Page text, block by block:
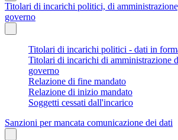
Titolari di incarichi politici, di
governo
Titolari di incarichi politici - dati in
Titolari di incarichi di amministrazione
governo
Relazione di fine mandato
Relazione di inizio mandato
Soggetti cessati dall'incarico
Sanzioni per mancata comunicazione dei dati